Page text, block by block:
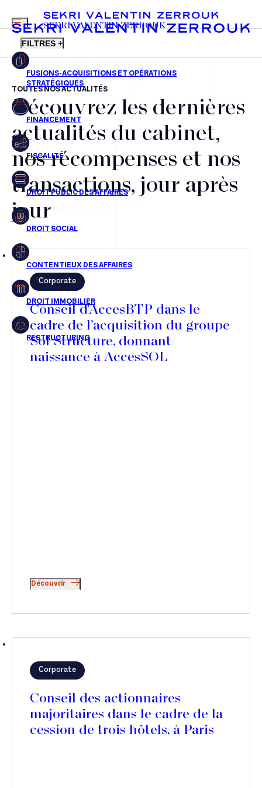
FR EN
MENU
SEKRI VALENTIN ZERROUK
FILTRES +
Fusions-acquisitions et opérations stratégiques
Financement
Fiscalité
Droit public des affaires
Droit social
Droit immobilier
Restructuring
Article
TOUTES NOS ACTUALITÉS
Découvrez les dernières
actualités du cabinet,
nos récompenses et nos
transactions, jour après
jour
Corporate
Conseil d'AccesBTP dans le
cadre de l’acquisition du groupe
Sol Structure, donnant
naissance à AccesSOL
Découvrir
Corporate
Conseil des actionnaires
majoritaires dans le cadre de la
cession de trois hôtels, à Paris